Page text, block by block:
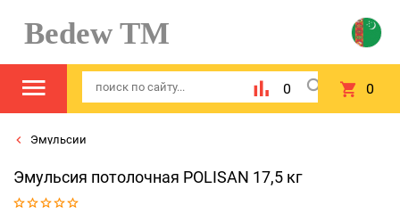
Bedew TM
0 0
Эмульсии
Эмульсия потолочная POLISAN 17,5 кг